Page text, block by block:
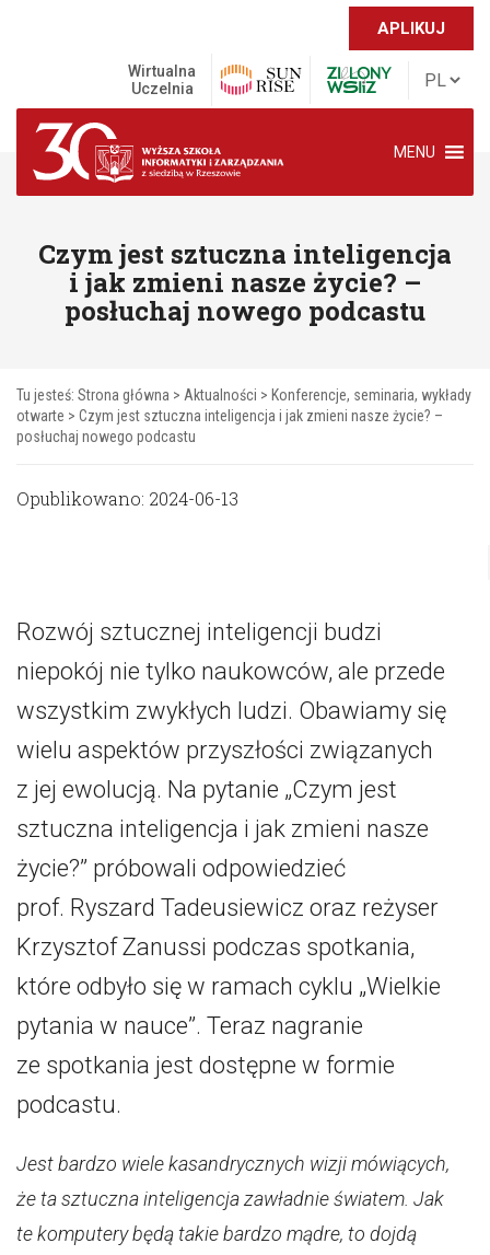
APLIKUJ
Wirtualna
Uczelnia
MENU
Czym jest sztuczna inteligencja
i jak zmieni nasze życie? –
posłuchaj nowego podcastu
Tu jesteś: Strona główna > Aktualności > Konferencje, seminaria, wykłady
otwarte > Czym jest sztuczna inteligencja i jak zmieni nasze życie? –
posłuchaj nowego podcastu
Opublikowano: 2024-06-13
Rozwój sztucznej inteligencji budzi
niepokój nie tylko naukowców, ale przede
wszystkim zwykłych ludzi. Obawiamy się
wielu aspektów przyszłości związanych
z jej ewolucją. Na pytanie „Czym jest
sztuczna inteligencja i jak zmieni nasze
życie?” próbowali odpowiedzieć
prof. Ryszard Tadeusiewicz oraz reżyser
Krzysztof Zanussi podczas spotkania,
które odbyło się w ramach cyklu „Wielkie
pytania w nauce”. Teraz nagranie
ze spotkania jest dostępne w formie
podcastu.
Jest bardzo wiele kasandrycznych wizji mówiących,
że ta sztuczna inteligencja zawładnie światem. Jak
te komputery będą takie bardzo mądre, to dojdą